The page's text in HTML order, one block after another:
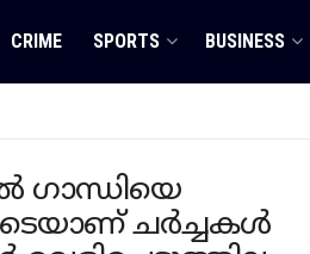
CRIME SPORTS BUSINESS
​ഗാന്ധിയെ
ചർച്ചകൾ